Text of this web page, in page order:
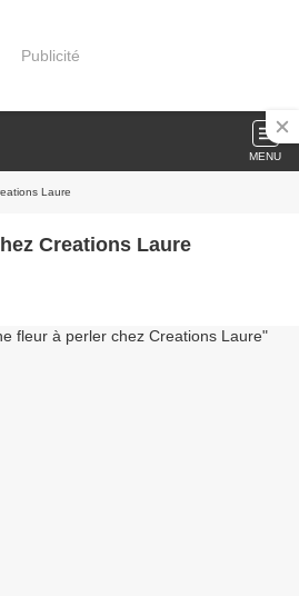
Publicité
MENU
Laure
Creations Laure